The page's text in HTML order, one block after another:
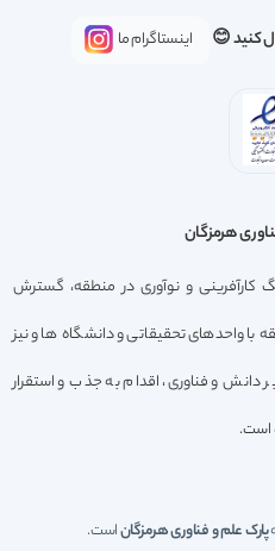
کنید 😊 اینستاگرام ما
هرمزگان
کارآفرینی و نوآوری در منطقه، گسترش
با واحدهای تحقیقاتی و دانشگاه ها و نیز
و فناوری، اقدام به جذب و استقرار
است.
پارک علم و فناوری هرمزگاناست.